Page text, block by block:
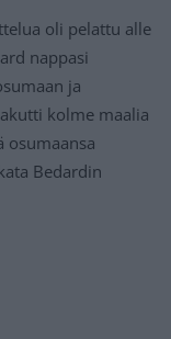
oli pelattu alle
nappasi
ja
kolme maalia
osumaansa
Bedardin